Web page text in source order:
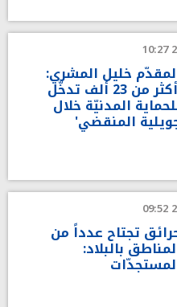
خليل المشري:
'أكثر من 23 ألف تدخّل
المدنيّة خلال
المنقضي'
تجتاح عدداً من
بالبلاد: